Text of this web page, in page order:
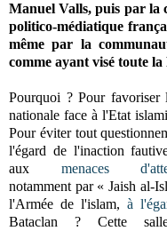
Manuel Valls, puis par la
politico-médiatique
même par la
comme ayant visé toute
Pourquoi ? Pour favoriser
nationale face à l'Etat
Pour éviter tout
l'égard de l'inaction
aux menaces
notamment par « Jaish al-
l'Armée de l'islam,à
Bataclan ? Cette